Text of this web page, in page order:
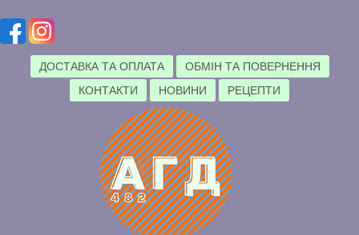
ДОСТАВКА ТА ОПЛАТА
ОБМІН ТА ПОВЕРНЕННЯ
КОНТАКТИ
НОВИНИ РЕЦЕПТИ